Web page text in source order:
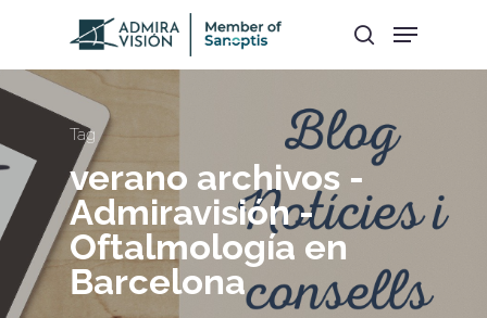
Hit enter to search or ESC to close
Tag
verano archivos -
Admiravisión -
Oftalmología en
Barcelona